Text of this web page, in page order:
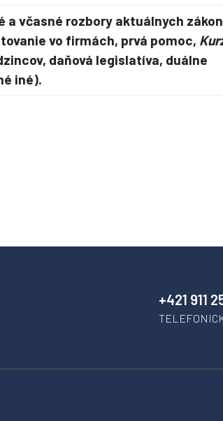
a včasné rozbory aktuálnych
vo firmách, prvá pomoc,
daňová legislatíva, duálne
iné).
+421 911